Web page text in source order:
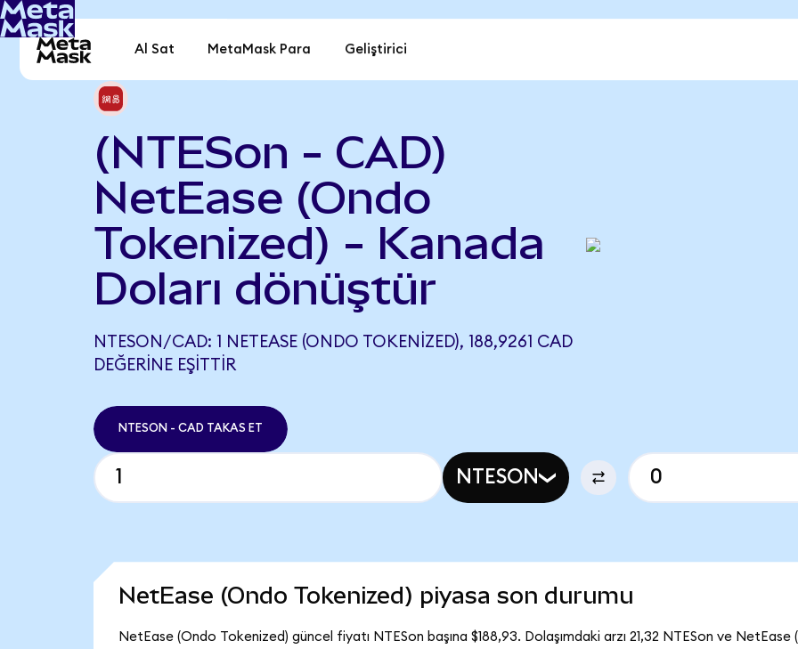
Al Sat MetaMask Para Geliştirici
(NTESon - CAD)
NetEase (Ondo
Tokenized) - Kanada
Doları dönüştür
NTESON/CAD: 1 NETEASE (ONDO TOKENIZED), 188,9261 CAD
DEĞERINE EŞITTIR
NTESON - CAD TAKAS ET
NTESON
NetEase (Ondo Tokenized) piyasa son durumu
NetEase (Ondo Tokenized) güncel fiyatı NTESon başına $188,93. Dolaşımdaki arzı 21,32 NTESon ve